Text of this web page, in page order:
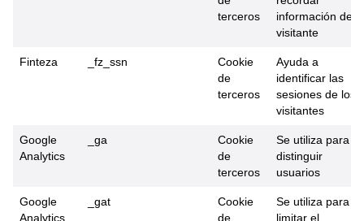
terceros
información del
visitante
Finteza _fz_ssn
Cookie
de
terceros
Ayuda a
identificar las
sesiones de los
visitantes
Google
Analytics
_ga
Cookie
de
terceros
Se utiliza para
distinguir
usuarios
Google
Analytics
_gat
Cookie
de
Se utiliza para
limitar el